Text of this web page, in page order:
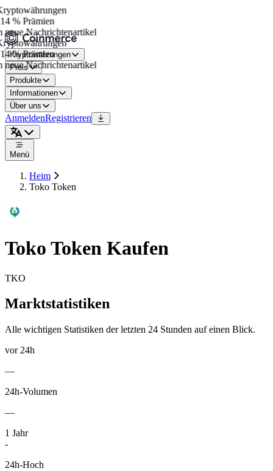
% Prämien
Nachrichtenartikel
% Prämien
Nachrichtenartikel
Kryptowährungen
Preis
Produkte
Informationen
Über uns
AnmeldenRegistrieren
Menü
Heim
Toko Token
Toko Token Kaufen
TKO
Marktstatistiken
Alle wichtigen Statistiken der letzten 24 Stunden auf einen Blick.
vor 24h
—
24h-Volumen
—
1 Jahr
-
24h-Hoch